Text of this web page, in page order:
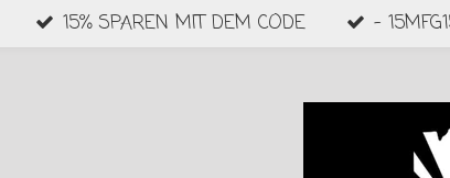
15% SPAREN MIT DEM CODE -